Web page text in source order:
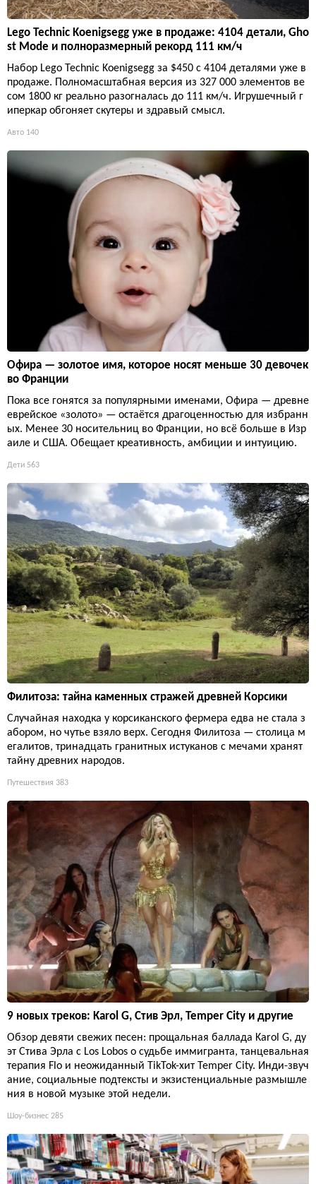
Lego Technic Koenigsegg уже в продаже: 4104 детали, Gho
st Mode и полноразмерный рекорд 111 км/ч
Набор Lego Technic Koenigsegg за $450 с 4104 деталями уже в
продаже. Полномасштабная версия из 327 000 элементов ве
сом 1800 кг реально разогналась до 111 км/ч. Игрушечный г
иперкар обгоняет скутеры и здравый смысл.
Авто 140
Офира — золотое имя, которое носят меньше 30 девочек
во Франции
Пока все гонятся за популярными именами, Офира — древне
еврейское «золото» — остаётся драгоценностью для избранн
ых. Менее 30 носительниц во Франции, но всё больше в Изр
аиле и США. Обещает креативность, амбиции и интуицию.
Дети 563
Филитоза: тайна каменных стражей древней Корсики
Случайная находка у корсиканского фермера едва не стала з
абором, но чутье взяло верх. Сегодня Филитоза — столица м
егалитов, тринадцать гранитных истуканов с мечами хранят
тайну древних народов.
Путешествия 383
9 новых треков: Karol G, Стив Эрл, Temper City и другие
Обзор девяти свежих песен: прощальная баллада Karol G, ду
эт Стива Эрла с Los Lobos о судьбе иммигранта, танцевальная
терапия Flo и неожиданный TikTok-хит Temper City. Инди-звуч
ание, социальные подтексты и экзистенциальные размышле
ния в новой музыке этой недели.
Шоу-бизнес 285